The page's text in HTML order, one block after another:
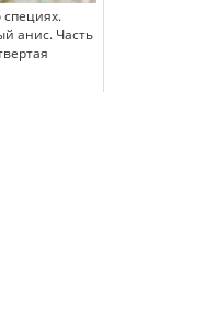
специях.
анис. Часть